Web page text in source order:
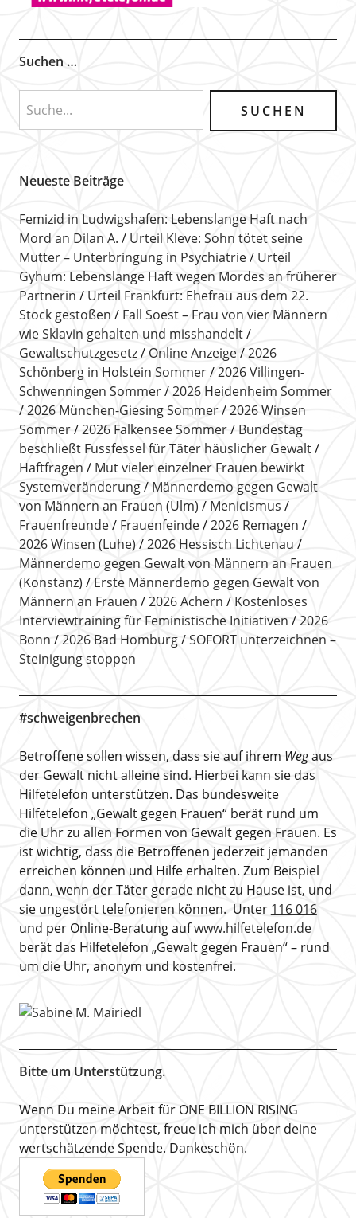
Suchen …
Neueste Beiträge
Femizid in Ludwigshafen: Lebenslange Haft nach
Mord an Dilan A.
Urteil Kleve: Sohn tötet seine
Mutter – Unterbringung in Psychiatrie
Urteil
Gyhum: Lebenslange Haft wegen Mordes an früherer
Partnerin
Urteil Frankfurt: Ehefrau aus dem 22.
Stock gestoßen
Fall Soest – Frau von vier Männern
wie Sklavin gehalten und misshandelt
Gewaltschutzgesetz
Online Anzeige
2026
Schönberg in Holstein Sommer
2026 Villingen-
Schwenningen Sommer
2026 Heidenheim Sommer
2026 München-Giesing Sommer
2026 Winsen
Sommer
2026 Falkensee Sommer
Bundestag
beschließt Fussfessel für Täter häuslicher Gewalt
Haftfragen
Mut vieler einzelner Frauen bewirkt
Systemveränderung
Männerdemo gegen Gewalt
von Männern an Frauen (Ulm)
Menicismus
Frauenfreunde
Frauenfeinde
2026 Remagen
2026 Winsen (Luhe)
2026 Hessisch Lichtenau
Männerdemo gegen Gewalt von Männern an Frauen
(Konstanz)
Erste Männerdemo gegen Gewalt von
Männern an Frauen
2026 Achern
Kostenloses
Interviewtraining für Feministische Initiativen
2026
Bonn
2026 Bad Homburg
SOFORT unterzeichnen –
Steinigung stoppen
#schweigenbrechen
Betroffene sollen wissen, dass sie auf ihrem Wegaus
der Gewalt nicht alleine sind. Hierbei kann sie das
Hilfetelefon unterstützen. Das bundesweite
Hilfetelefon „Gewalt gegen Frauen“ berät rund um
die Uhr zu allen Formen von Gewalt gegen Frauen. Es
ist wichtig, dass die Betroffenen jederzeit jemanden
erreichen können und Hilfe erhalten. Zum Beispiel
dann, wenn der Täter gerade nicht zu Hause ist, und
sie ungestört telefonieren können. Unter 116 016
und per Online-Beratung aufwww.hilfetelefon.de
berät das Hilfetelefon „Gewalt gegen Frauen“ – rund
um die Uhr, anonym und kostenfrei.
Bitte um Unterstützung.
Wenn Du meine Arbeit für ONE BILLION RISING
unterstützen möchtest, freue ich mich über deine
wertschätzende Spende. Dankeschön.